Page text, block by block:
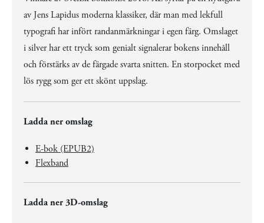
av Jens Lapidus moderna klassiker, där man med lekfull
typografi har infört randanmärkningar i egen färg. Omslaget
i silver har ett tryck som genialt signalerar bokens innehåll
och förstärks av de färgade svarta snitten. En storpocket med
lös rygg som ger ett skönt uppslag.
Ladda ner omslag
E-bok (EPUB2)
Flexband
Ladda ner 3D-omslag